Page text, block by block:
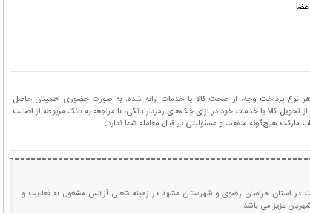
هر نوع پرداخت وجه، از صحت کالا یا خدمات ارائه شده، به صورت حضوری اطمینان حاصل
تحویل کالا یا خدمات خود در ازای چک‌های رمزدار بانکی، با مراجعه به بانک مربوطه از اصالت
مارکت هیچ‌گونه منفعت و مسئولیتی در قبال معامله شما ندارد.
در استان خراسان رضوی و شهرستان مشهد در زمینه شغلی آژانس مشغول به فعالیت و
عزیز می باشد .